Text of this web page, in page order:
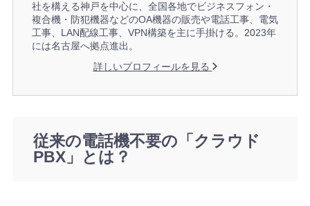
社を構える神戸を中心に、全国各地でビジネスフォン・
複合機・防犯機器などのOA機器の販売や電話工事、電気
工事、LAN配線工事、VPN構築を主に手掛ける。2023年
には名古屋へ拠点進出。
詳しいプロフィールを見る
従来の電話機不要の「クラウド
PBX」とは？